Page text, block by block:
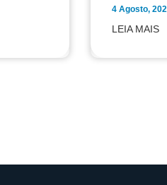
4 Agosto,
LEIA MAIS